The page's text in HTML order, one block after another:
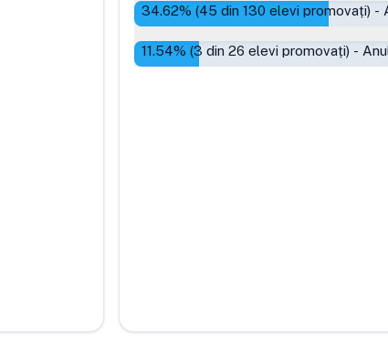
34.62% (45 din 130 elevi promovați) -
11.54% (3 din 26 elevi promovați) -